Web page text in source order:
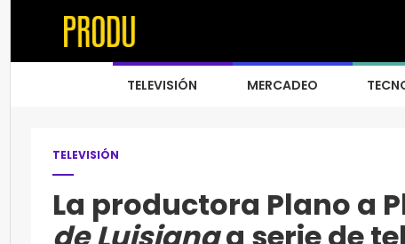
TELEVISIÓN MERCADEO
TELEVISIÓN
La productora Plano a